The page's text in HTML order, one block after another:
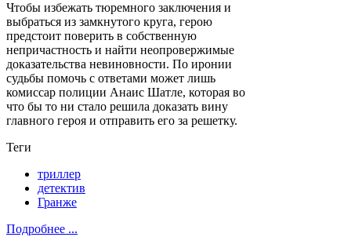
Чтобы избежать тюремного заключения и
выбраться из замкнутого круга, герою
предстоит поверить в собственную
непричастность и найти неопровержимые
доказательства невиновности. По иронии
судьбы помочь с ответами может лишь
комиссар полиции Анаис Шатле, которая во
что бы то ни стало решила доказать вину
главного героя и отправить его за решетку.
Теги
триллер
детектив
Гранже
Подробнее ...